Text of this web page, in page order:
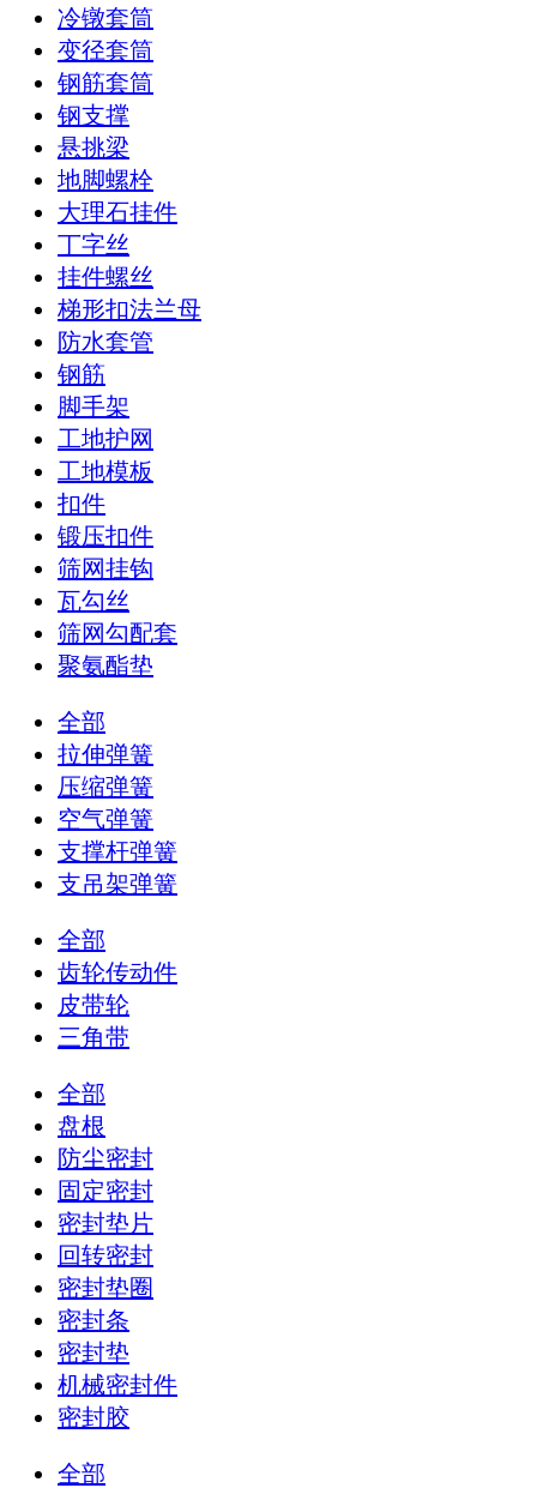
冷镦套筒
变径套筒
钢筋套筒
钢支撑
悬挑梁
地脚螺栓
大理石挂件
丁字丝
挂件螺丝
梯形扣法兰母
防水套管
钢筋
脚手架
工地护网
工地模板
扣件
锻压扣件
筛网挂钩
瓦勾丝
筛网勾配套
聚氨酯垫
全部
拉伸弹簧
压缩弹簧
空气弹簧
支撑杆弹簧
支吊架弹簧
全部
齿轮传动件
皮带轮
三角带
全部
盘根
防尘密封
固定密封
密封垫片
回转密封
密封垫圈
密封条
密封垫
机械密封件
密封胶
全部